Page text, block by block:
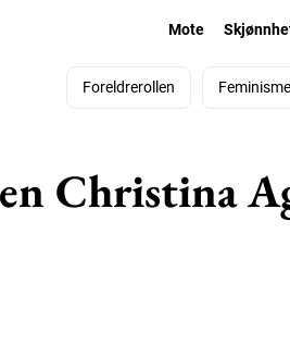
Mote
Foreldrerollen Feminisme
Christina